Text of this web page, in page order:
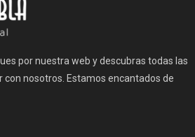
por nuestra web y descubras todas las
con nosotros. Estamos encantados de